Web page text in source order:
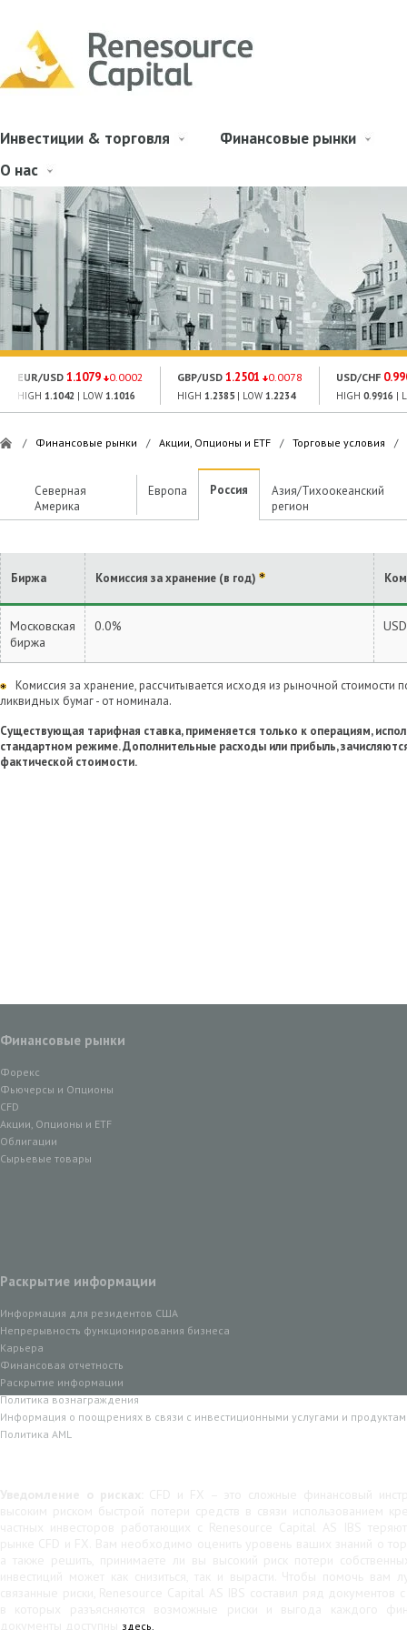
Инвестиции & торговля Финансовые рынки
О нас
EUR/USD 1.1079 0.0002
HIGH 1.1042 | LOW 1.1016
GBP/USD 1.2501 0.0078
HIGH 1.2385 | LOW 1.2234
USD/CHF
HIGH 0.9916 |
/ Финансовые рынки / Акции, Опционы и ETF / Торговые условия /
Северная
Америка
Европа Россия
Азия/Тихоокеанский
регион
Биржа Комиссия за хранение (в год)
Московская
биржа
0.0%
Комиссия за хранение, рассчитывается исходя из рыночной стоимости
ликвидных бумаг - от номинала.
Существующая тарифная ставка, применяется только к операциям,
стандартном режиме. Дополнительные расходы или прибыль,
фактической стоимости.
Финансовые рынки
Форекс
Фьючерсы и Опционы
CFD
Акции, Опционы и ETF
Облигации
Сырьевые товары
Раскрытие информации
Информация для резидентов США
Непрерывность функционирования бизнеса
Карьера
Финансовая отчетность
Раскрытие информации
Политика вознаграждения
Информация о поощрениях в связи с инвестиционными услугами и
Политика AML
здесь.